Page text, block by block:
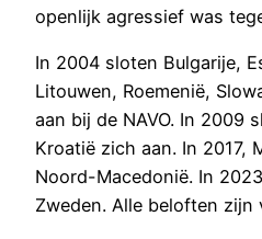
openlijk agressief was
In 2004 sloten Bulgarije,
Litouwen, Roemenië,
aan bij de NAVO. In 2009
Kroatië zich aan. In 2017,
Noord-Macedonië. In
Zweden. Alle beloften zijn